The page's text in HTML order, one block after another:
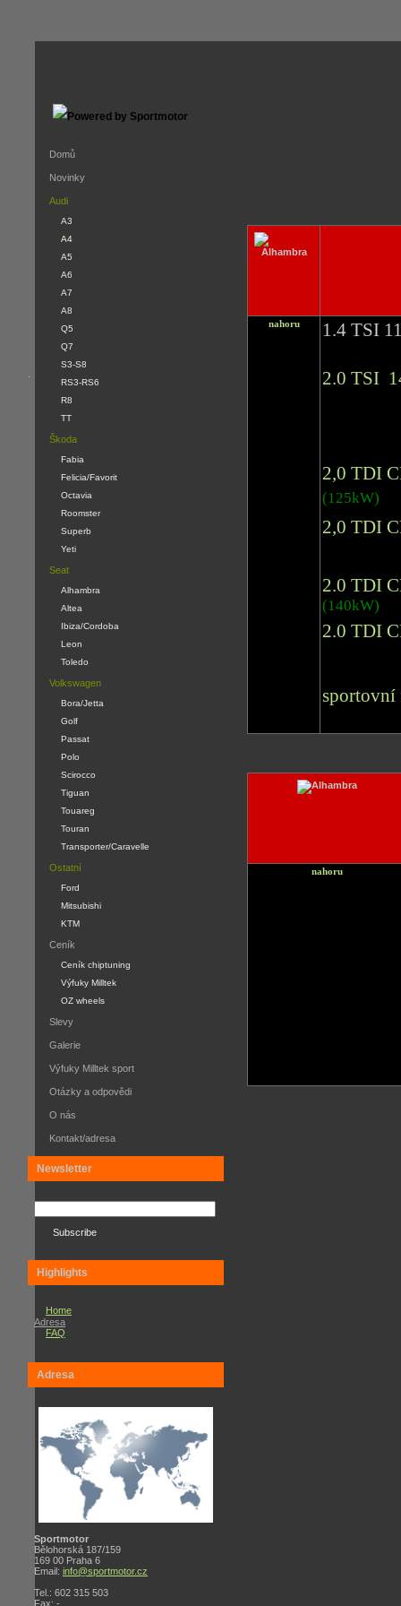
Domů
Novinky
Audi
A3
A4
A5
A6
A7
A8
Q5
Q7
S3-S8
RS3-RS6
R8
TT
Škoda
Fabia
Felicia/Favorit
Octavia
Roomster
Superb
Yeti
Seat
Alhambra
Altea
Ibiza/Cordoba
Leon
Toledo
Volkswagen
Bora/Jetta
Golf
Passat
Polo
Scirocco
Tiguan
Touareg
Touran
Transporter/Caravelle
Ostatní
Ford
Mitsubishi
KTM
Ceník
Ceník chiptuning
Výfuky Milltek
OZ wheels
Slevy
Galerie
Výfuky Milltek sport
Otázky a odpovědi
O nás
Kontakt/adresa
Newsletter
Highlights
Home
Adresa
FAQ
Adresa
Sportmotor
Bělohorská 187/159
169 00 Praha 6
Email: info@sportmotor.cz
Tel.: 602 315 503
Fax: -
nahoru 1.4 TSI
2.0 TSI
2,0 TDI
(125kW)
2,0 TDI
2.0 TDI
(140kW)
2.0 TDI
nahoru